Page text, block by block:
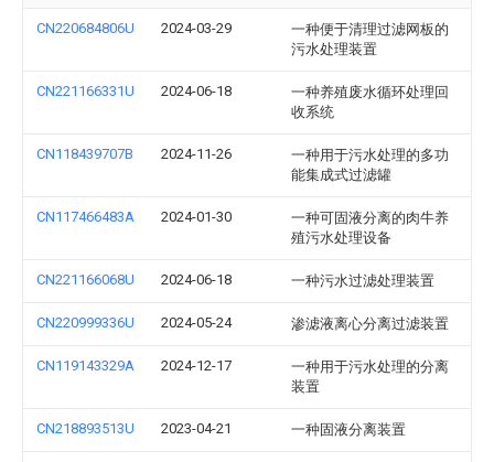
CN220684806U 2024-03-29
一种便于清理过滤网板的
污水处理装置
CN221166331U 2024-06-18
一种养殖废水循环处理回
收系统
CN118439707B 2024-11-26
一种用于污水处理的多功
能集成式过滤罐
CN117466483A 2024-01-30
一种可固液分离的肉牛养
殖污水处理设备
CN221166068U 2024-06-18 一种污水过滤处理装置
CN220999336U 2024-05-24 渗滤液离心分离过滤装置
CN119143329A 2024-12-17
一种用于污水处理的分离
装置
CN218893513U 2023-04-21 一种固液分离装置